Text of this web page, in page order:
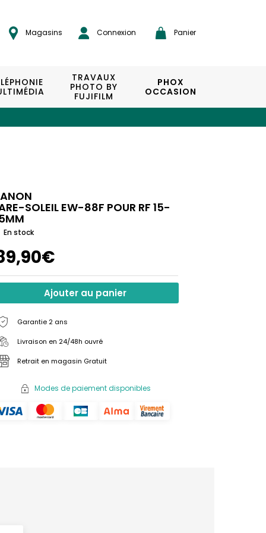
Magasins Connexion Panier
TRAVAUX
PHOTO BY
FUJIFILM
PHOX
OCCASION
SOLEIL EW-88F POUR RF 15-
En stock
Ajouter au panier
Garantie 2 ans
Livraison en 24/48h ouvré
Retrait en magasin Gratuit
Modes de paiement disponibles